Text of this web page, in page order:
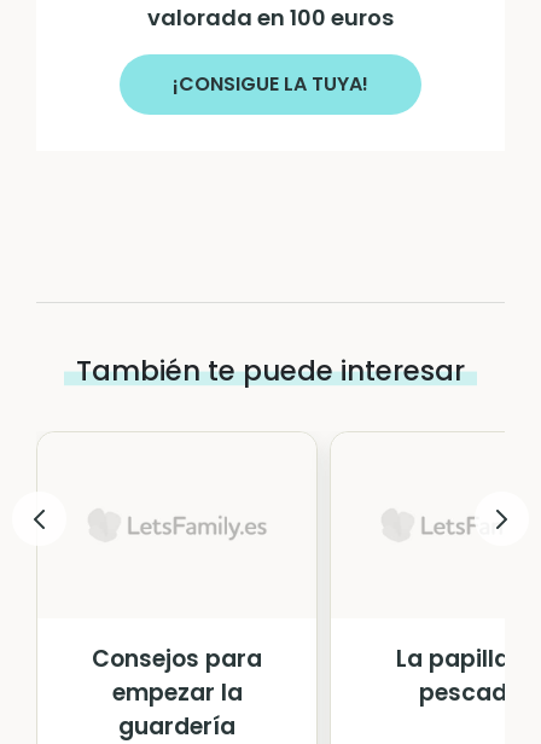
valorada en 100 euros
¡CONSIGUE LA TUYA!
También te puede interesar
Consejos para
empezar la
guardería
La papilla
pescado